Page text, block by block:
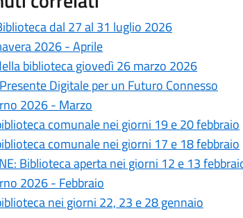
dal 27 al 31 luglio 2026
2026 - Aprile
biblioteca giovedì 26 marzo 2026
Digitale per un Futuro Connesso
2026 - Marzo
comunale nei giorni 19 e 20 febbraio
comunale nei giorni 17 e 18 febbraio
Biblioteca aperta nei giorni 12 e 13
2026 - Febbraio
nei giorni 22, 23 e 28 gennaio